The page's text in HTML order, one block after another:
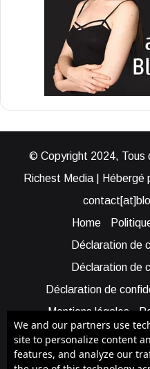
© Copyright 2024, Tous
Richest Media | Hébergé
Home
Déclaration de
Déclaration de
Déclaration de
Mentions légales
Cookie Policy (AUS)
Qui sommes-nous ?
We and our partners use
site to personalize content
features, and analyze our